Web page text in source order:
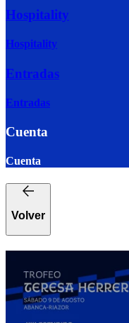
Hospitality
Hospitality
Entradas
Entradas
Cuenta
Cuenta
Volver